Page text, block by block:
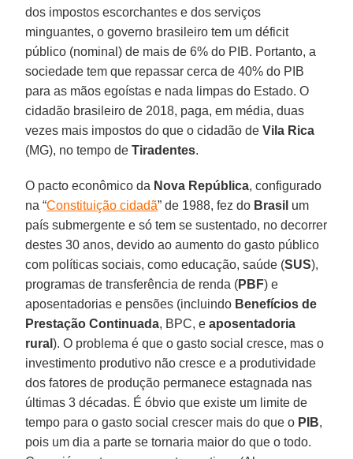
dos impostos escorchantes e dos serviços
minguantes, o governo brasileiro tem um déficit
público (nominal) de mais de 6% do PIB. Portanto, a
sociedade tem que repassar cerca de 40% do PIB
para as mãos egoístas e nada limpas do Estado. O
cidadão brasileiro de 2018, paga, em média, duas
vezes mais impostos do que o cidadão deVila Rica
(MG), no tempo deTiradentes.
O pacto econômico da Nova República, configurado
na “Constituição cidadã” de 1988, fez do Brasil um
país submergente e só tem se sustentado, no decorrer
destes 30 anos, devido ao aumento do gasto público
com políticas sociais, como educação, saúde (SUS),
programas de transferência de renda (PBF) e
aposentadorias e pensões (incluindo Benefícios de
Prestação Continuada, BPC, eaposentadoria
rural). O problema é que o gasto social cresce, mas o
investimento produtivo não cresce e a produtividade
dos fatores de produção permanece estagnada nas
últimas 3 décadas. É óbvio que existe um limite de
tempo para o gasto social crescer mais do que o PIB,
pois um dia a parte se tornaria maior do que o todo.